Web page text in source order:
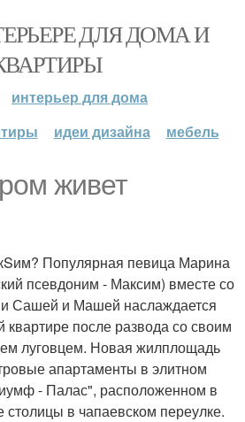
ДЛЯ ДОМА И
интерьер для дома
идеи дизайна мебель
живет
Популярная певица Марина
псевдоним - Максим) вместе со
Сашей и Машей наслаждается
после развода со своим
луговцем. Новая жилплощадь
апартаменты в элитном
- Палас", расположенном в
столицы в чапаевском переулке.